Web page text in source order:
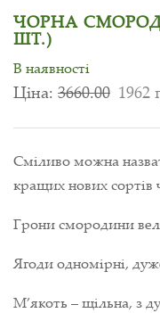
ЧОРНА
ШТ.)
В наявності
Ціна: 3660.00 1962
Сміливо можна
кращих нових
Грони смородини
Ягоди одномірні,
М’якоть – щільна, з